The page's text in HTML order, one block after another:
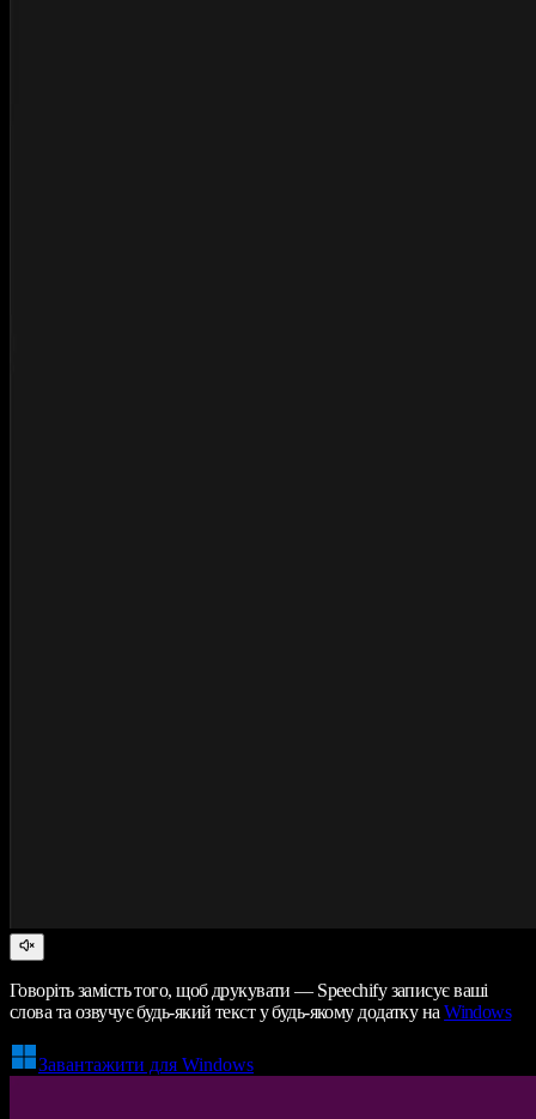
Говоріть замість того, щоб друкувати — Speechify записує ваші
слова та озвучує будь-який текст у будь-якому додатку наWindows
Завантажити для Windows